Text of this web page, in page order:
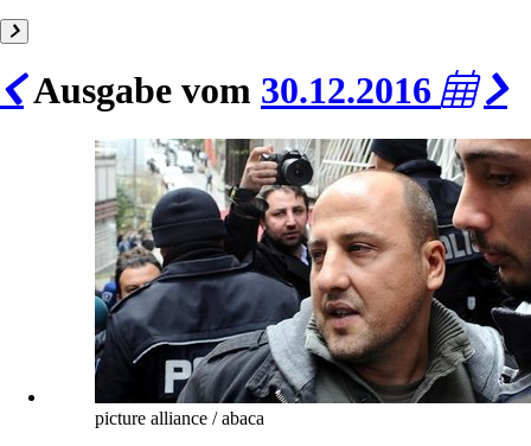
Ausgabe vom 30.12.2016
picture alliance / abaca